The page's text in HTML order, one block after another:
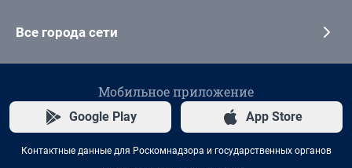
Все города сети
Мобильное приложение
Google Play App Store
Контактные данные для Роскомнадзора и государственных органов